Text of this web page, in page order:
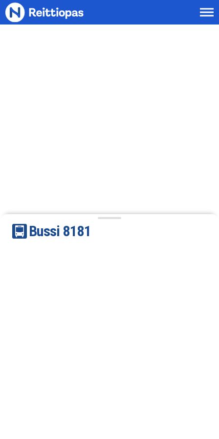
Siirry sisältöön
Bussi 8181